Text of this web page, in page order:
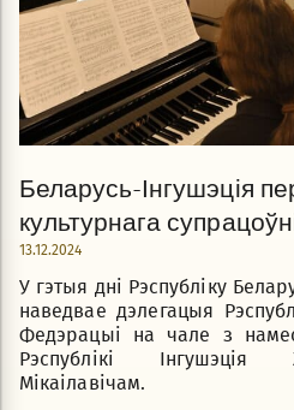
Беларусь-Інгушэція
культурнага
13.12.2024
У гэтыя дні Рэспубліку
наведвае дэлегацыя
Федэрацыі на чале з
Рэспублікі
Мікаілавічам.